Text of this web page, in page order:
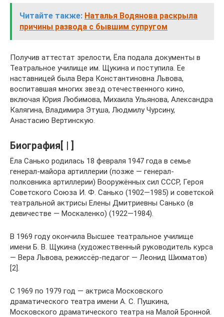
Читайте также: Наталья Водянова раскрыла
причины развода с бывшим супругом
Получив аттестат зрелости, Ёла подала документы в
Театральное училище им. Щукина и поступила. Ее
наставницей была Вера Константиновна Львова,
воспитавшая многих звезд отечественного кино,
включая Юрия Любимова, Михаила Ульянова, Александра
Калягина, Владимира Этуша, Людмилу Чурсину,
Анастасию Вертинскую.
Биография[ | ]
Ёла Санько родилась 18 февраля 1947 года в семье
генерал-майора артиллерии (позже — генерал-
полковника артиллерии) Вооружённых сил СССР, Героя
Советского Союза И. Ф. Санько (1902—1985) и советской
театральной актрисы Елены Дмитриевны Санько (в
девичестве — Москаленко) (1922—1984).
В 1969 году окончила Высшее театральное училище
имени Б. В. Щукина (художественный руководитель курса
— Вера Львова, режиссёр-педагог — Леонид Шихматов)
[2].
С 1969 по 1979 год — актриса Московского
драматического театра имени А. С. Пушкина,
Московского драматического театра на Малой Бронной.